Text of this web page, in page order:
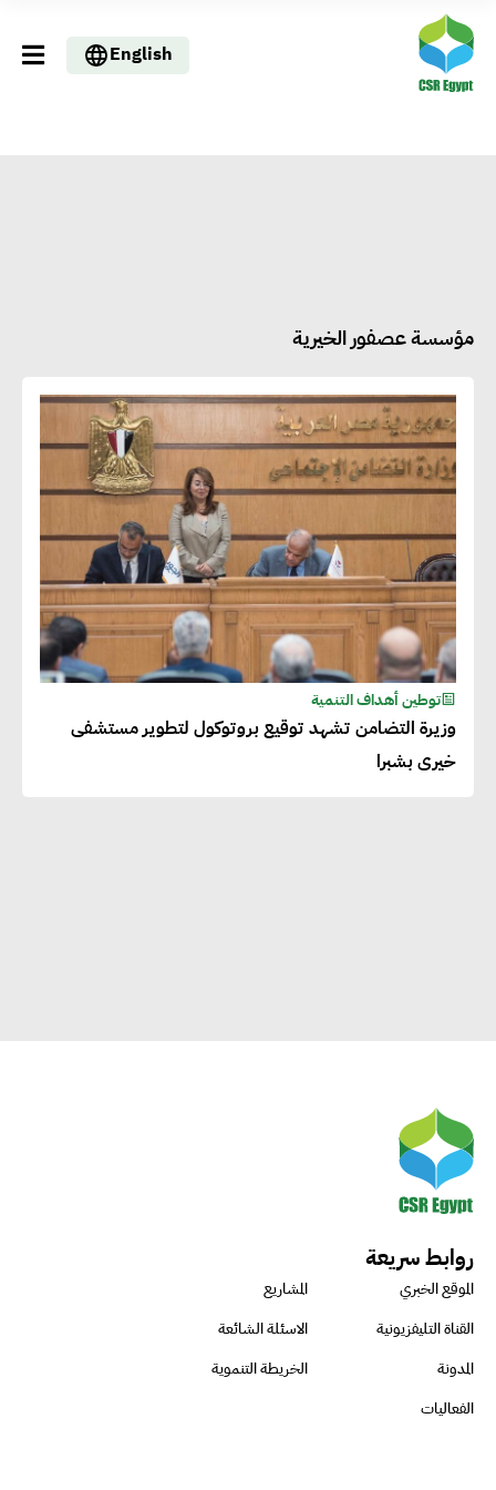
English
مؤسسة عصفور الخيرية
توطين أهداف التنمية
وزيرة التضامن تشهد توقيع بروتوكول لتطوير مستشفى
خيرى بشبرا
روابط سريعة
الموقع الخبري
المشاريع
القناة التليفزيونية
الاسئلة الشائعة
المدونة
الخريطة التنموية
الفعاليات